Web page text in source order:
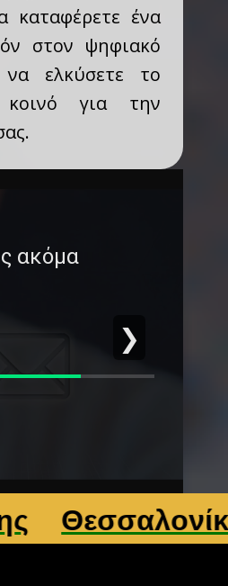
καταφέρετε ένα
στον ψηφιακό
ελκύσετε το
κοινό για την
ακόμα
❯